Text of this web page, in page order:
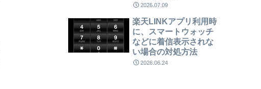
2026.07.09
楽天LINKアプリ利用時
に、スマートウォッチ
などに着信表示されな
い場合の対処方法
2026.06.24